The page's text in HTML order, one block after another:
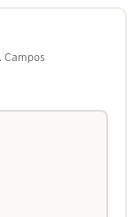
Campos